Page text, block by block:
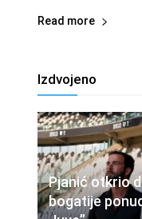
Read more
Izdvojeno
Pjanić otkrio
bogatije